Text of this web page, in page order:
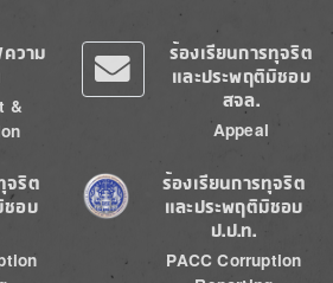
วาม
&
ร้องเรียนการทุจริต
และประพฤติมิชอบ
สจล.
Appeal
จริต
ชอบ
Image
ร้องเรียนการทุจริต
และประพฤติมิชอบ
ป.ป.ท.
PACC Corruption